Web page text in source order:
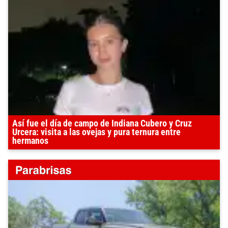
Así fue el día de campo de Indiana Cubero y Cruz
Urcera: visita a las ovejas y pura ternura entre
hermanos